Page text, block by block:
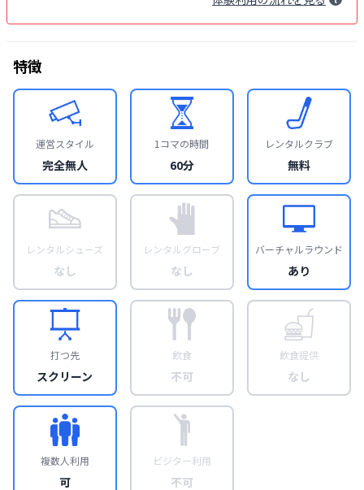
特徴
運営スタイル
完全無人
1コマの時間
60分
レンタルクラブ
無料
レンタルシューズ
なし
レンタルグローブ
なし
バーチャルラウンド
あり
打つ先
スクリーン
飲食
不可
飲食提供
なし
複数人利用
可
ビジター利用
不可